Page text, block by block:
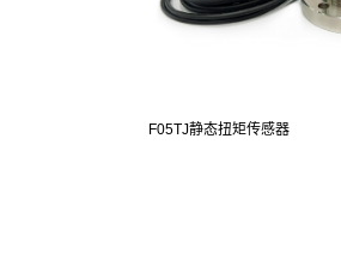
F05TJ静态扭矩传感器